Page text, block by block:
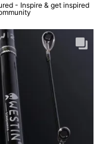
- Inspire & get inspired